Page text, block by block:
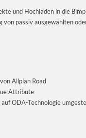
und Hochladen in die
von passiv ausgewählten
Allplan Road
Attribute
ODA-Technologie